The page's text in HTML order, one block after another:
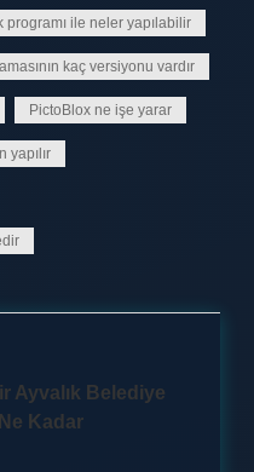
programı ile neler yapılabilir
kaç versiyonu vardır
PictoBlox ne işe yarar
yapılır
Ayvalık Belediye
Kadar